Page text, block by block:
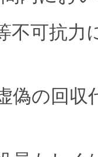
不可抗
偽の回